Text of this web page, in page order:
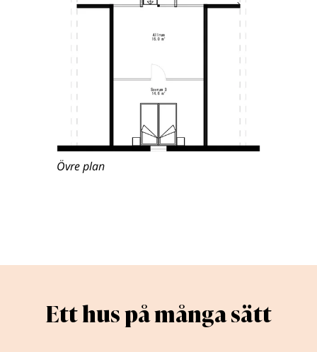
Övre plan
Ett hus på många sätt